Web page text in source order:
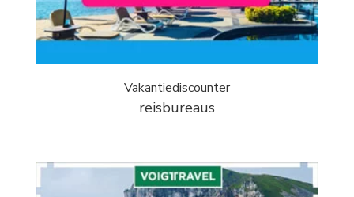
Vakantiediscounter
reisbureaus